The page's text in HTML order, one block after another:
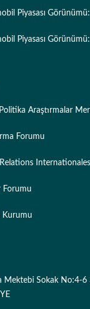
Piyasası
Piyasası
Araştırmalar
Forumu
Forumu
Kurumu
Mektebi Sokak No:4-6